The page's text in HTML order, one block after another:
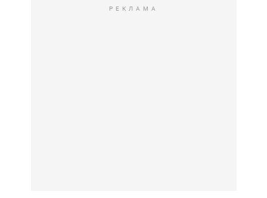
РЕКЛАМА